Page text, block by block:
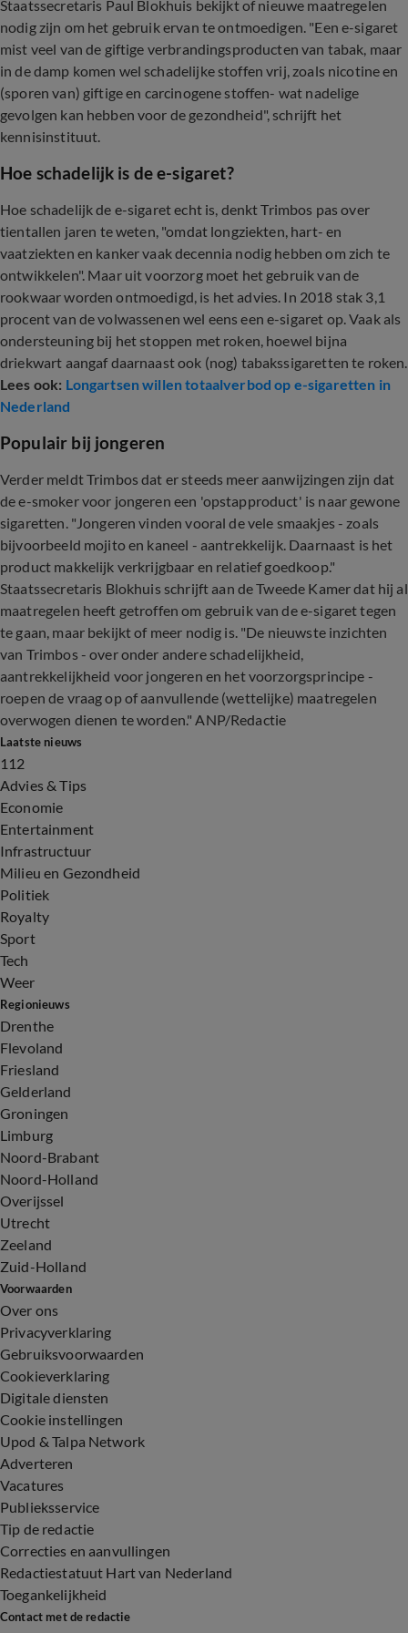
Staatssecretaris Paul Blokhuis bekijkt of nieuwe maatregelen
nodig zijn om het gebruik ervan te ontmoedigen. "Een e-sigaret
mist veel van de giftige verbrandingsproducten van tabak, maar
in de damp komen wel schadelijke stoffen vrij, zoals nicotine en
(sporen van) giftige en carcinogene stoffen- wat nadelige
gevolgen kan hebben voor de gezondheid", schrijft het
kennisinstituut.
Hoe schadelijk is de e-sigaret?
Hoe schadelijk de e-sigaret echt is, denkt Trimbos pas over
tientallen jaren te weten, "omdat longziekten, hart- en
vaatziekten en kanker vaak decennia nodig hebben om zich te
ontwikkelen". Maar uit voorzorg moet het gebruik van de
rookwaar worden ontmoedigd, is het advies. In 2018 stak 3,1
procent van de volwassenen wel eens een e-sigaret op. Vaak als
ondersteuning bij het stoppen met roken, hoewel bijna
driekwart aangaf daarnaast ook (nog) tabakssigaretten te roken.
Lees ook: Longartsen willen totaalverbod op e-sigaretten in
Nederland
Populair bij jongeren
Verder meldt Trimbos dat er steeds meer aanwijzingen zijn dat
de e-smoker voor jongeren een 'opstapproduct' is naar gewone
sigaretten. "Jongeren vinden vooral de vele smaakjes - zoals
bijvoorbeeld mojito en kaneel - aantrekkelijk. Daarnaast is het
product makkelijk verkrijgbaar en relatief goedkoop."
Staatssecretaris Blokhuis schrijft aan de Tweede Kamer dat hij al
maatregelen heeft getroffen om gebruik van de e-sigaret tegen
te gaan, maar bekijkt of meer nodig is. "De nieuwste inzichten
van Trimbos - over onder andere schadelijkheid,
aantrekkelijkheid voor jongeren en het voorzorgsprincipe -
roepen de vraag op of aanvullende (wettelijke) maatregelen
overwogen dienen te worden." ANP/Redactie
Laatste nieuws
112
Advies & Tips
Economie
Entertainment
Infrastructuur
Milieu en Gezondheid
Politiek
Royalty
Sport
Tech
Weer
Regionieuws
Drenthe
Flevoland
Friesland
Gelderland
Groningen
Limburg
Noord-Brabant
Noord-Holland
Overijssel
Utrecht
Zeeland
Zuid-Holland
Voorwaarden
Over ons
Privacyverklaring
Gebruiksvoorwaarden
Cookieverklaring
Digitale diensten
Cookie instellingen
Upod & Talpa Network
Adverteren
Vacatures
Publieksservice
Tip de redactie
Correcties en aanvullingen
Redactiestatuut Hart van Nederland
Toegankelijkheid
Contact met de redactie